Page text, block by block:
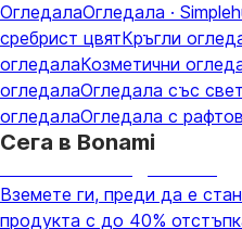
ОгледалаОгледала ·
сребрист цвятКръгли
огледалаКозметични
огледалаОгледала със
огледалаОгледала с
Сега в Bonami
Вземете ги, преди да е
продукта с до 40%